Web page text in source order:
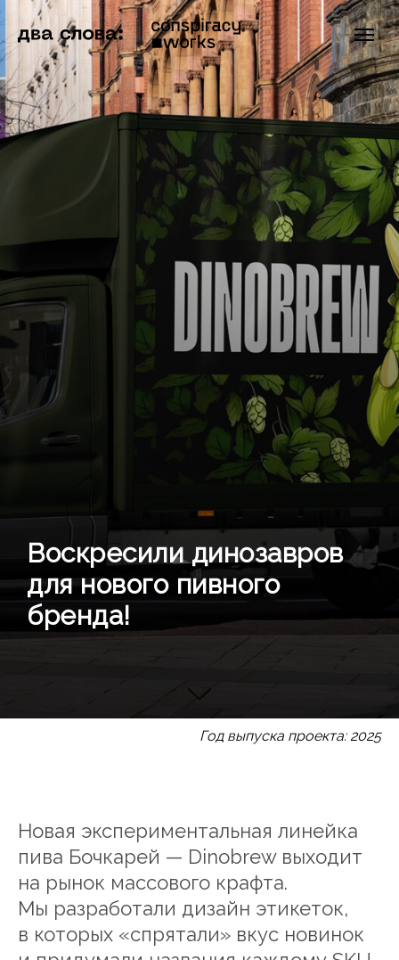
Воскресили динозавров
для нового пивного
бренда!
Год выпуска проекта: 2025
Новая экспериментальная линейка
пива Бочкарей — Dinobrew выходит
на рынок массового крафта.
Мы разработали дизайн этикеток,
в которых «спрятали» вкус новинок